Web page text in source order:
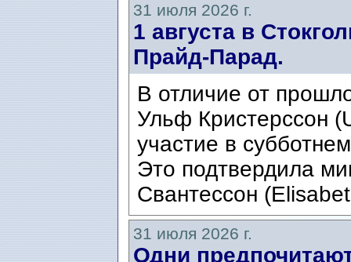
31 июля 2026 г.
1 августа в
Прайд-Парад.
В отличие от
Ульф Кристерссон
участие в
Это подтвердила
Свантессон
31 июля 2026 г.
Одни